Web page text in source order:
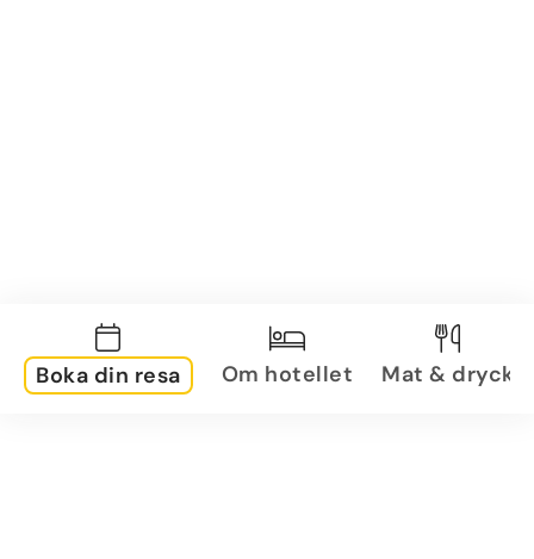
Boka din resa Om hotellet Mat & dryck